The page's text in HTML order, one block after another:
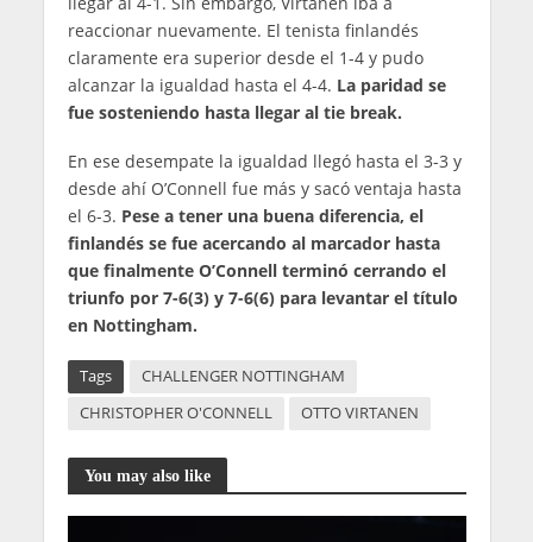
reaccionar nuevamente. El tenista finlandés
claramente era superior desde el 1-4 y pudo
alcanzar la igualdad hasta el 4-4. La paridad se
fue sosteniendo hasta llegar al tie break.
En ese desempate la igualdad llegó hasta el 3-3 y
desde ahí O’Connell fue más y sacó ventaja hasta
el 6-3. Pese a tener una buena diferencia, el
finlandés se fue acercando al marcador hasta
que finalmente O’Connell terminó cerrando el
triunfo por 7-6(3) y 7-6(6) para levantar el título
en Nottingham.
Tags
CHALLENGER NOTTINGHAM
CHRISTOPHER O'CONNELL
OTTO VIRTANEN
You may also like